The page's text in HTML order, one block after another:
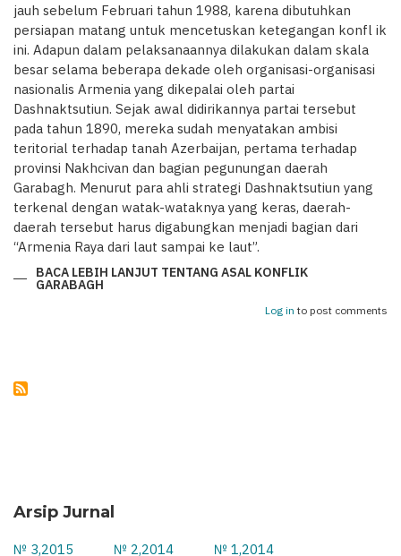
jauh sebelum Februari tahun 1988, karena dibutuhkan
persiapan matang untuk mencetuskan ketegangan konfl ik
ini. Adapun dalam pelaksanaannya dilakukan dalam skala
besar selama beberapa dekade oleh organisasi-organisasi
nasionalis Armenia yang dikepalai oleh partai
Dashnaktsutiun. Sejak awal didirikannya partai tersebut
pada tahun 1890, mereka sudah menyatakan ambisi
teritorial terhadap tanah Azerbaijan, pertama terhadap
provinsi Nakhcivan dan bagian pegunungan daerah
Garabagh. Menurut para ahli strategi Dashnaktsutiun yang
terkenal dengan watak-wataknya yang keras, daerah-
daerah tersebut harus digabungkan menjadi bagian dari
“Armenia Raya dari laut sampai ke laut”.
BACA LEBIH LANJUT TENTANG ASAL KONFLIK
GARABAGH
Log in to post comments
Arsip Jurnal
№ 3,2015 № 2,2014 № 1,2014